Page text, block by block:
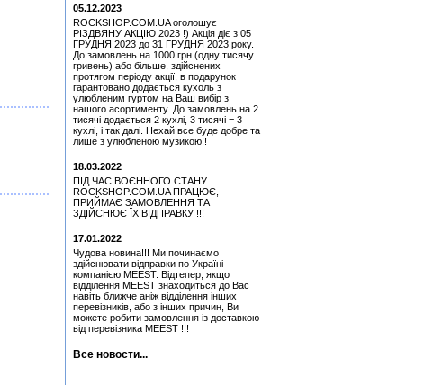
Lanzon (Філ Лансон)
(Green) Колекційний
Медіатор Uriah Heep - Phil
Lanzon (Філ Лансон) (Red)
Колекційний
Медіатор Jyrki
Медіатор Accept Uwe Lulis
Медіатор Attack Mr.
(Black) (Міка Тійскя)
Медіатор Attack Mr.
Fastfinge Mika Tyyska
(Black) (Міка Тійскя)
Attack Mr. Fastfinge Mika
Tyyska (Міка Тійскя)
Медіатор Uriah Heep - Phil
Lanzon (Філ Лансон)
(Green) Колекційний
05.12.2023
ROCKSHOP.COM.UA оголошує
РІЗДВЯНУ АКЦІЮ 2023 !) Акція діє з 05
ГРУДНЯ 2023 до 31 ГРУДНЯ 2023 року.
До замовлень на 1000 грн (одну тисячу
гривень) або більше, здійснених
протягом періоду акції, в подарунок
гарантовано додається кухоль з
улюбленим гуртом на Ваш вибір з
нашого асортименту. До замовлень на 2
тисячі додається 2 кухлі, 3 тисячі = 3
кухлі, і так далі. Нехай все буде добре та
лише з улюбленою музикою!!
18.03.2022
ПІД ЧАС ВОЄННОГО СТАНУ
ROCKSHOP.COM.UA ПРАЦЮЄ,
ПРИЙМАЄ ЗАМОВЛЕННЯ ТА
ЗДІЙСНЮЄ ЇХ ВІДПРАВКУ !!!
17.01.2022
Чудова новина!!! Ми починаємо
здійснювати відправки по Україні
компанією MEEST. Відтепер, якщо
відділення MEEST знаходиться до Вас
навіть ближче аніж відділення інших
перевізників, або з інших причин, Ви
можете робити замовлення із доставкою
від перевізника MEEST !!!
Все новости...